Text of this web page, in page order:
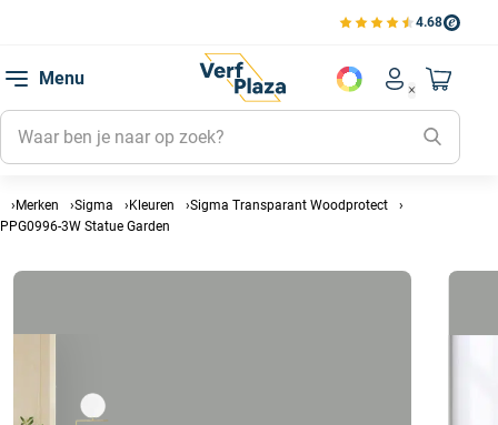
4.68
Bekijk de verfplaza
Menu
Account
Mijn
Mijn
Mijn
Naar
Merken Sigma Kleuren
Sigma Transparant Woodprotect
PPG0996-3W Statue Garden